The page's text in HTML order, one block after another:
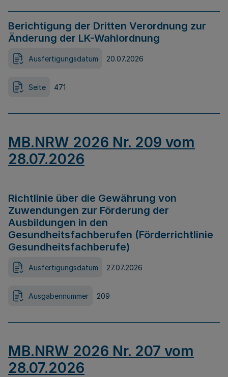
Berichtigung der Dritten Verordnung zur
Änderung der LK-Wahlordnung
Ausfertigungsdatum 20.07.2026
Seite 471
MB.NRW 2026 Nr. 209 vom
28.07.2026
Richtlinie über die Gewährung von
Zuwendungen zur Förderung der
Ausbildungen in den
Gesundheitsfachberufen (Förderrichtlinie
Gesundheitsfachberufe)
Ausfertigungsdatum 27.07.2026
Ausgabennummer 209
MB.NRW 2026 Nr. 207 vom
28.07.2026